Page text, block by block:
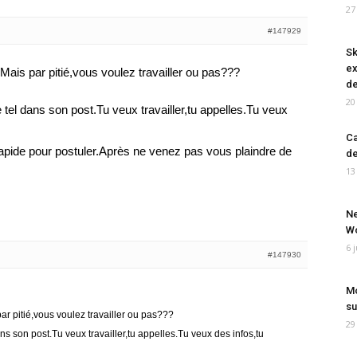
#147929
par pitié,vous voulez travailler ou pas???
dans son post.Tu veux travailler,tu appelles.Tu veux
pour postuler.Après ne venez pas vous plaindre de
#147930
pitié,vous voulez travailler ou pas???
son post.Tu veux travailler,tu appelles.Tu veux des infos,tu
6